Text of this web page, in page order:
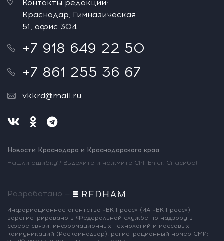
Контакты редакции:
Краснодар, Гимназическая
51, офис 304
+7 918 649 22 50
+7 861 255 36 67
vkkrd@mail.ru
Новости Краснодара и Краснодарского края
Нашли ошибку? Выделите и нажмите Ctrl+Enter. Спасибо!
Разработано —
Информационное агентство «ВК Пресс» (ИА «ВК Пресс»)
зарегистрировано в Федеральной службе по надзору в
сфере связи, информационных технологий и массовых
коммуникаций (Роскомнадзор), регистрационный номер СМИ: